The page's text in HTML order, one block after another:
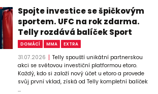
Spojte investice se špičkovým
sportem. UFC na rok zdarma.
Telly rozdává balíček Sport
DOMÁCÍ MMA EXTRA
31.07.2026
Telly spouští unikátní partnerskou
akci se světovou investiční platformou etoro.
Každý, kdo si založí nový účet u etoro a provede
svůj první vklad, získá od Telly kompletní balíček
...